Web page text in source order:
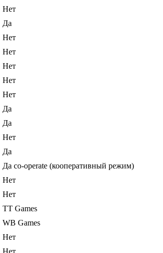
Нет
Да
Нет
Нет
Нет
Нет
Нет
Да
Да
Нет
Да
Да co-operate (кооперативный режим)
Нет
Нет
TT Games
WB Games
Нет